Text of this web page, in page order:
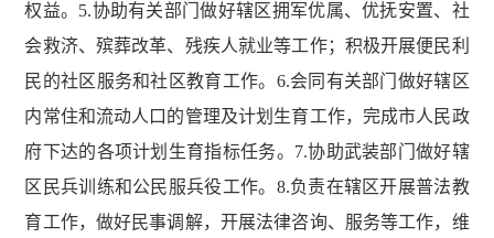
权益。5.协助有关部门做好辖区拥军优属、优抚安置、社
会救济、殡葬改革、残疾人就业等工作；积极开展便民利
民的社区服务和社区教育工作。6.会同有关部门做好辖区
内常住和流动人口的管理及计划生育工作，完成市人民政
府下达的各项计划生育指标任务。7.协助武装部门做好辖
区民兵训练和公民服兵役工作。8.负责在辖区开展普法教
育工作，做好民事调解，开展法律咨询、服务等工作，维